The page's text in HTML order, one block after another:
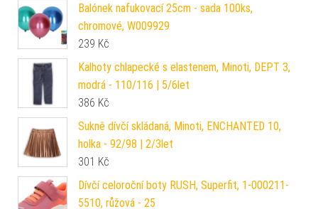
Balónek nafukovací 25cm - sada 100ks,
chromové, W009929
239 Kč
Kalhoty chlapecké s elastenem, Minoti, DEPT 3,
modrá - 110/116 | 5/6let
386 Kč
Sukně dívčí skládaná, Minoti, ENCHANTED 10,
holka - 92/98 | 2/3let
301 Kč
Dívčí celoroční boty RUSH, Superfit, 1-000211-
5510, růžová - 25